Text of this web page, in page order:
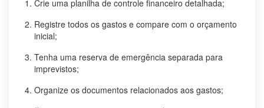
Crie uma planilha de controle financeiro detalhada;
Registre todos os gastos e compare com o orçamento
inicial;
Tenha uma reserva de emergência separada para
imprevistos;
Organize os documentos relacionados aos gastos;